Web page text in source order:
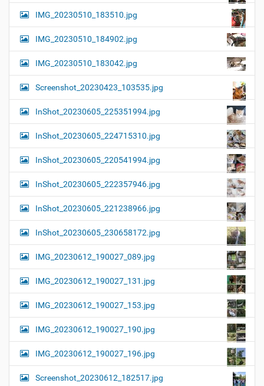
IMG_20230510_183510.jpg
IMG_20230510_184902.jpg
IMG_20230510_183042.jpg
Screenshot_20230423_103535.jpg
InShot_20230605_225351994.jpg
InShot_20230605_224715310.jpg
InShot_20230605_220541994.jpg
InShot_20230605_222357946.jpg
InShot_20230605_221238966.jpg
InShot_20230605_230658172.jpg
IMG_20230612_190027_089.jpg
IMG_20230612_190027_131.jpg
IMG_20230612_190027_153.jpg
IMG_20230612_190027_190.jpg
IMG_20230612_190027_196.jpg
Screenshot_20230612_182517.jpg